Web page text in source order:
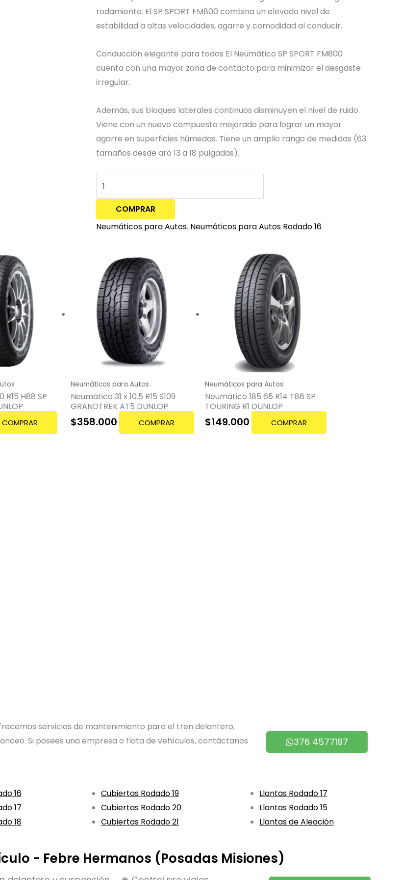
rodamiento. El SP SPORT FM800 combina un elevado nivel de
estabilidad a altas velocidades, agarre y comodidad al conducir.
Conducción elegante para todos El Neumático SP SPORT FM800
cuenta con una mayor zona de contacto para minimizar el desgaste
irregular.
Además, sus bloques laterales continuos disminuyen el nivel de ruido.
Viene con un nuevo compuesto mejorado para lograr un mayor
agarre en superficies húmedas. Tiene un amplio rango de medidas (63
tamaños desde aro 13 a 18 pulgadas).
cantidad
COMPRAR
Neumáticos para Autos, Neumáticos para Autos Rodado 16
H88 SP
COMPRAR
Neumáticos para Autos
Neumático 31 x 10.5 R15 S109
GRANDTREK AT5 DUNLOP
$358.000 COMPRAR
Neumáticos para Autos
Neumático 185 65 R14 T86 SP
TOURING R1 DUNLOP
$149.000 COMPRAR
servicios de mantenimiento para el tren delantero,
Si posees una empresa o flota de vehículos, contáctanos
376 4577197
16
17
18
Cubiertas Rodado 19
Cubiertas Rodado 20
Cubiertas Rodado 21
Llantas Rodado 17
Llantas Rodado 15
Llantas de Aleación
- Febre Hermanos (Posadas Misiones)